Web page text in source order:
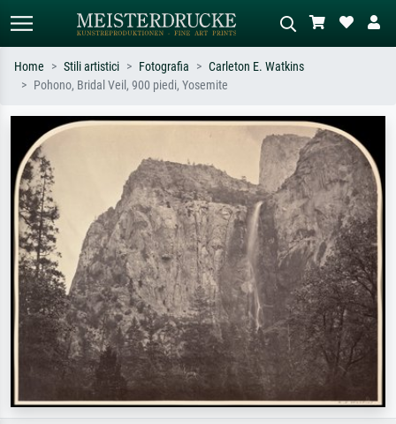
Cerca per artista, titolo o stile – es.
Impressionismo, onda di Hokusai,
Descrivi la scena – es. prato verde,
astratto con molto rosso, dipinto a
olio scuro, nudo in piedi vicino a un
albero.
Home Stili artistici Fotografia
Carleton E. Watkins
Pohono, Bridal Veil, 900 piedi, Yosemite